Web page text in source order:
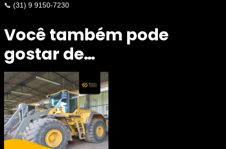
📞 (31) 9 9150-7230
Você também pode
gostar de…